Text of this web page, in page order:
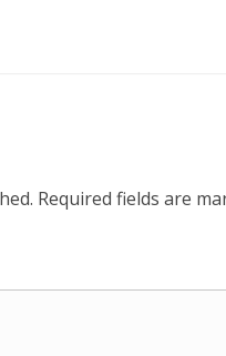
Required fields are